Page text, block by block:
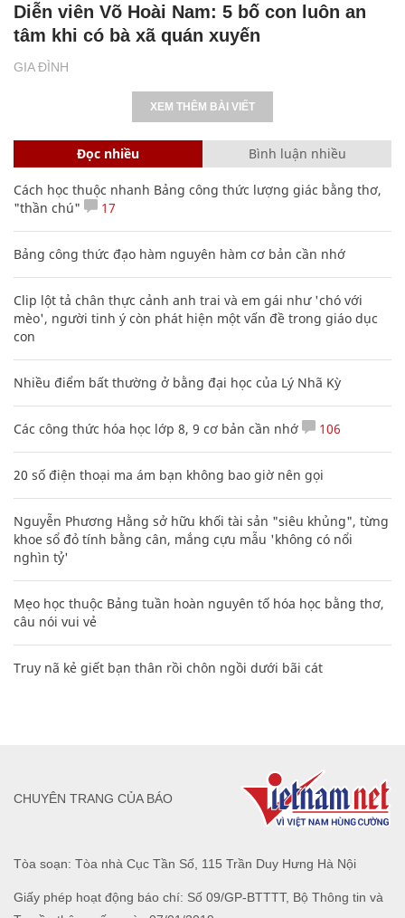
GIA ĐÌNH
Diễn viên Võ Hoài Nam: 5 bố con luôn an
tâm khi có bà xã quán xuyến
XEM THÊM BÀI VIẾT
Đọc nhiều Bình luận nhiều
Cách học thuộc nhanh Bảng công thức lượng giác bằng thơ,
"thần chú"
17
Bảng công thức đạo hàm nguyên hàm cơ bản cần nhớ
Clip lột tả chân thực cảnh anh trai và em gái như 'chó với
mèo', người tinh ý còn phát hiện một vấn đề trong giáo dục
con
Nhiều điểm bất thường ở bằng đại học của Lý Nhã Kỳ
Các công thức hóa học lớp 8, 9 cơ bản cần nhớ 106
20 số điện thoại ma ám bạn không bao giờ nên gọi
Nguyễn Phương Hằng sở hữu khối tài sản "siêu khủng", từng
khoe sổ đỏ tính bằng cân, mắng cựu mẫu 'không có nổi
nghìn tỷ'
Mẹo học thuộc Bảng tuần hoàn nguyên tố hóa học bằng thơ,
câu nói vui vẻ
Truy nã kẻ giết bạn thân rồi chôn ngồi dưới bãi cát
Tòa soạn: Tòa nhà Cục Tần Số, 115 Trần Duy Hưng Hà Nội
Giấy phép hoạt động báo chí: Số 09/GP-BTTTT, Bộ Thông tin và
CHUYÊN TRANG CỦA BÁO